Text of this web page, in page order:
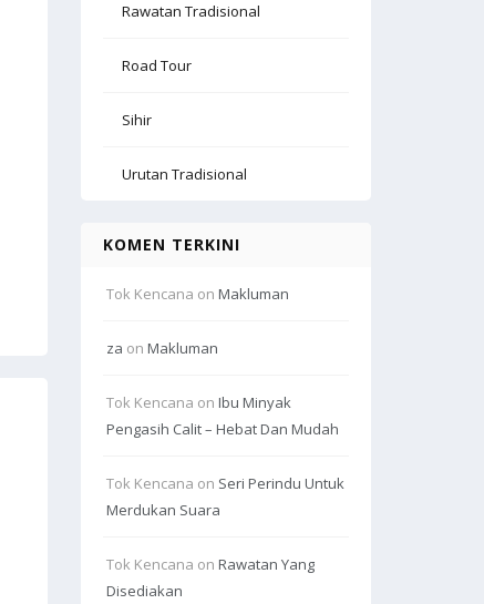
Rawatan Tradisional
Road Tour
Sihir
Urutan Tradisional
KOMEN TERKINI
Tok Kencana on Makluman
za on Makluman
Tok Kencana on Ibu Minyak
Pengasih Calit – Hebat Dan Mudah
Tok Kencana on Seri Perindu Untuk
Merdukan Suara
Tok Kencana on Rawatan Yang
Disediakan